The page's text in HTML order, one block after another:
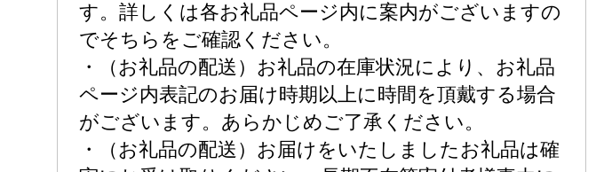
す。詳しくは各お礼品ページ内に案内がございますの
でそちらをご確認ください。
・（お礼品の配送）お礼品の在庫状況により、お礼品
ページ内表記のお届け時期以上に時間を頂戴する場合
がございます。あらかじめご了承ください。
・（お礼品の配送）お届けをいたしましたお礼品は確